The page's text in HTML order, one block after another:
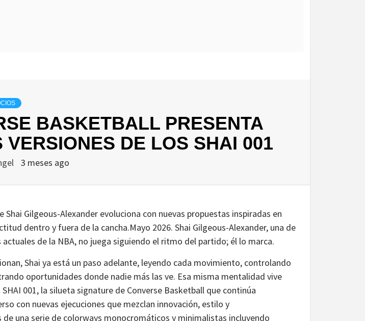
BASKETBALL PRESENTA
VERSIONES DE LOS SHAI 001
3 meses ago
Shai Gilgeous-Alexander evoluciona con nuevas propuestas inspiradas en
dentro y fuera de la cancha.Mayo 2026. Shai Gilgeous-Alexander, una de
de la NBA, no juega siguiendo el ritmo del partido; él lo marca.
Shai ya está un paso adelante, leyendo cada movimiento, controlando
oportunidades donde nadie más las ve. Esa misma mentalidad vive
001, la silueta signature de Converse Basketball que continúa
con nuevas ejecuciones que mezclan innovación, estilo y
de una serie de colorways monocromáticos y minimalistas incluyendo